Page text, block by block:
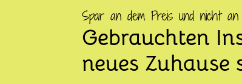
Spar an dem Preis und nicht an
Gebrauchten
neues Zuhause